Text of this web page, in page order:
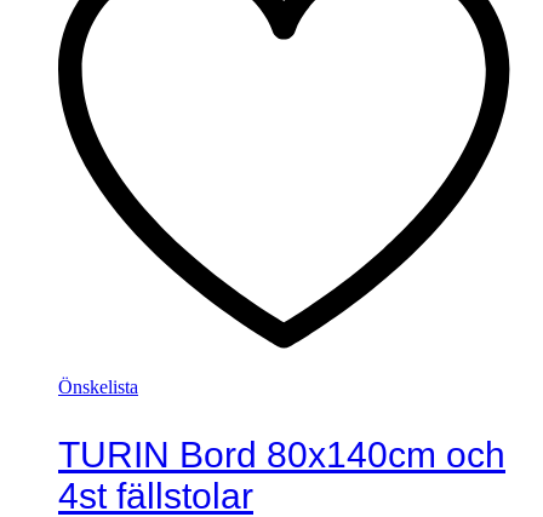
Önskelista
TURIN Bord 80x140cm och
4st fällstolar